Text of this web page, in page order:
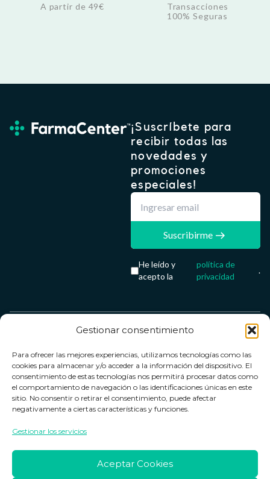
Gestionar consentimiento
Para ofrecer las mejores experiencias, utilizamos tecnologías como las
cookies para almacenar y/o acceder a la información del dispositivo. El
consentimiento de estas tecnologías nos permitirá procesar datos como
el comportamiento de navegación o las identificaciones únicas en este
sitio. No consentir o retirar el consentimiento, puede afectar
negativamente a ciertas características y funciones.
Gestionar los servicios
Aceptar Cookies
A partir de 49€
Transacciones
100% Seguras
¡Suscríbete para
recibir todas las
novedades y
promociones
especiales!
Suscribirme
He leído y
acepto la
política de
privacidad
.
Contacto
Contacto
Política de
devoluciones
Horario de
Lun. a Vie.:
Términos y
condiciones
Política de
privacidad
cookies
Farmacenter
digital, S.L
B24836249
info@farmacenter.es
de pago